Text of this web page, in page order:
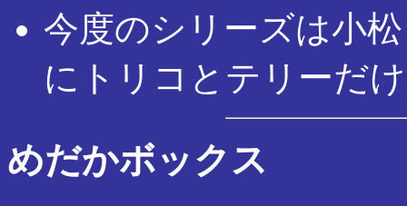
今度のシリーズは小
にトリコとテリーだ
めだかボックス